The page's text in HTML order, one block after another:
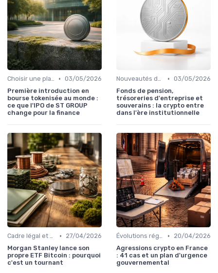
Choisir une plateforme d'échange • 03/05/2026
Première introduction en
bourse tokenisée au monde :
ce que l'IPO de ST GROUP
change pour la finance
Nouveautés dans le monde des cryptos • 03/05/2026
Fonds de pension,
trésoreries d'entreprise et
souverains : la crypto entre
dans l'ère institutionnelle
Cadre légal et conformité •
27/04/2026
Morgan Stanley lance son
propre ETF Bitcoin : pourquoi
c'est un tournant
Évolutions réglementaires •
20/04/2026
Agressions crypto en France
: 41 cas et un plan d'urgence
gouvernemental